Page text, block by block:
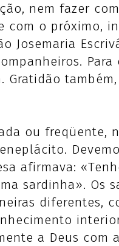
nem fazer
com o próximo,
Josemaria
Gratidão
ou freqüente,
afirmava:
sardinha». Os
diferentes,
a Deus com